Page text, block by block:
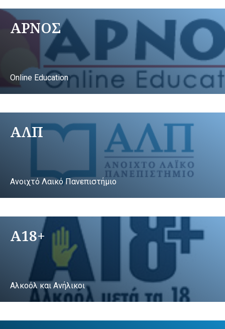
ΑΡΝΟΣ
Online Education
ΑΛΠ
Ανοιχτό Λαικό Πανεπιστήμιο
A18+
Αλκοόλ και Ανήλικοι